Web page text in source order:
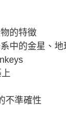
的特徵
中的金星、
不準確性